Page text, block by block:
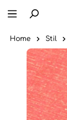
Home Stil